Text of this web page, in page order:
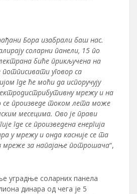
Бора изабрали баш нас.
соларни панели, 15 по
биће прикључена на
уговор са
где ће моћи да испоручују
мрежу и на
произведе током лета може
месецима. Ово је прави
где се произведена енергија
у мрежу и онда касније се та
мреже за напајање потрошача“,
уградње соларних панела
динара од чега је 5